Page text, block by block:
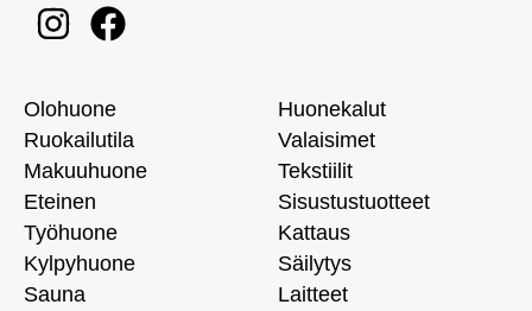
Olohuone
Ruokailutila
Makuuhuone
Eteinen
Työhuone
Kylpyhuone
Sauna
Huonekalut
Valaisimet
Tekstiilit
Sisustustuotteet
Kattaus
Säilytys
Laitteet